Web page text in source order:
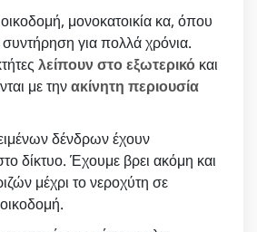
μονοκατοικία κα, όπου
συντήρηση για πολλά χρόνια.
λείπουν στο εξωτερικό και
με τηνακίνητη περιουσία
δένδρων έχουν
δίκτυο. Έχουμε βρει ακόμη και
μέχρι το νεροχύτη σε